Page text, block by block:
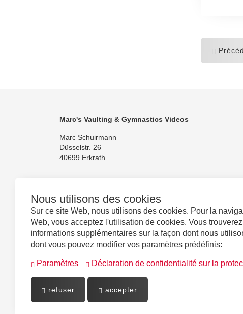
Nous utilisons des cookies
Sur ce site Web, nous utilisons des cookies. Pour la
Web, vous acceptez l'utilisation de cookies. Vous
informations supplémentaires sur la façon dont nous
dont vous pouvez modifier vos paramètres prédéfinis:
Paramètres Déclaration de confidentialité sur la
refuser accepter
Marc's Vaulting & Gymnastics Videos
Marc Schuirmann
Düsselstr. 26
40699 Erkrath
Suivez-nous
Powered byPepperShop